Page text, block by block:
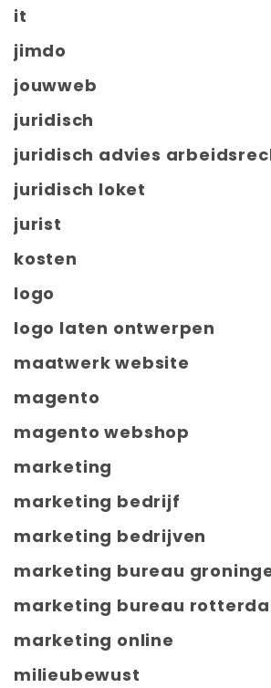
it
jimdo
jouwweb
juridisch
juridisch advies
juridisch loket
jurist
kosten
logo
logo laten ontwerpen
maatwerk website
magento
magento webshop
marketing
marketing bedrijf
marketing bedrijven
marketing bureau
marketing bureau
marketing online
milieubewust